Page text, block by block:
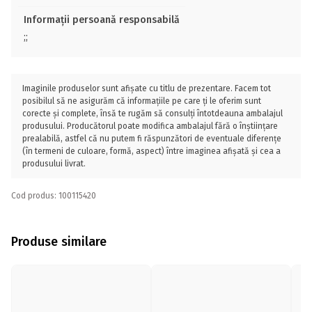
Informații persoană responsabilă
;;
Imaginile produselor sunt afișate cu titlu de prezentare. Facem tot
posibilul să ne asigurăm că informațiile pe care ți le oferim sunt
corecte și complete, însă te rugăm să consulți întotdeauna ambalajul
produsului. Producătorul poate modifica ambalajul fără o înștiințare
prealabilă, astfel că nu putem fi răspunzători de eventuale diferențe
(în termeni de culoare, formă, aspect) între imaginea afișată și cea a
produsului livrat.
Cod produs: 100115420
Produse similare